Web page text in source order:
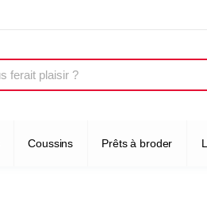
Coussins Prêts à broder